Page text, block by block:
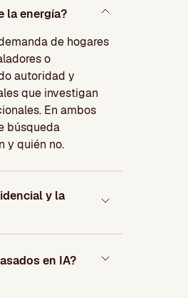
la energía?
de hogares
o
autoridad y
que investigan
En ambos
búsqueda
y quién no.
y la
en IA?